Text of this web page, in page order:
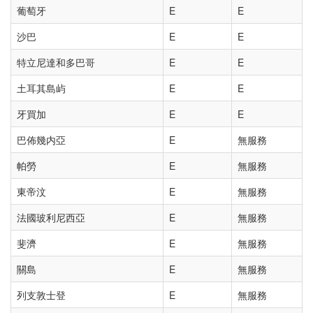
葡萄牙
E
E
沙巴
E
E
特立尼達和多巴哥
E
E
土耳其島屿
E
E
牙買加
E
E
巴佈幾内亞
E
無服務
帕勞
E
無服務
東帝汶
E
無服務
法國玻利尼西亞
E
無服務
斐濟
E
無服務
關島
E
無服務
列支敦士登
E
無服務